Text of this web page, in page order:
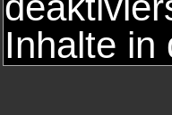
Inhalte in